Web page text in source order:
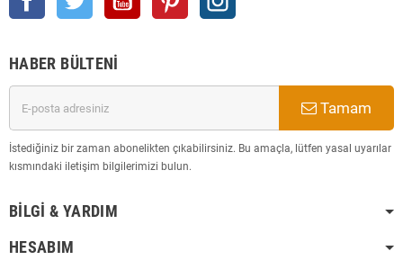
HABER BÜLTENI
Tamam
İstediğiniz bir zaman abonelikten çıkabilirsiniz. Bu amaçla, lütfen yasal uyarılar
kısmındaki iletişim bilgilerimizi bulun.
BILGI & YARDIM
HESABIM